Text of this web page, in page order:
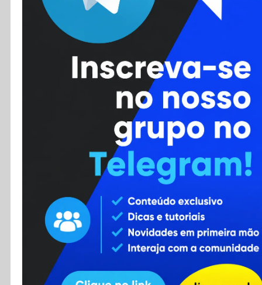
Colaboradores
Cursos
Enviar Dica
Contato
RSS